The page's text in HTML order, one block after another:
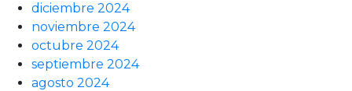
diciembre 2024
noviembre 2024
octubre 2024
septiembre 2024
agosto 2024